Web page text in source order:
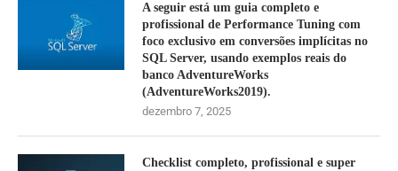
A seguir está um guia completo e
profissional de Performance Tuning com
foco exclusivo em conversões implícitas no
SQL Server, usando exemplos reais do
banco AdventureWorks
(AdventureWorks2019).
dezembro 7, 2025
Checklist completo, profissional e super